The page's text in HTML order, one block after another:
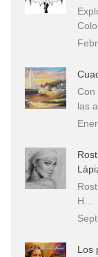
Con
las
H…
Los